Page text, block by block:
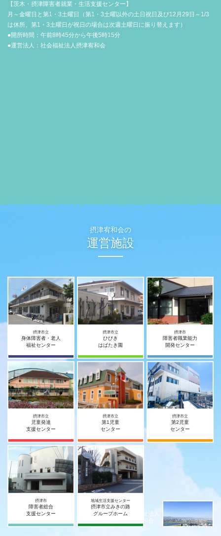
【茨木・摂津障害者就業・生活支援センター】
月～金曜日と第1・3土曜日（第1・3土曜以外の土日祝日及び12月29日～1/3
は休所、第1・3土曜日が祝日の場合は次週土曜日に振り替えます）
●開所時間：午前8時45分から午後5時15分
●運営法人：社会福祉法人摂津宥和会
摂津宥和会の
運営施設
社会福祉法人
摂津宥和会
摂津市立
身体障害者・老人
福祉センター
摂津市立
ひびき
はばたき園
摂津市
障害者職業能力
開発センター
摂津市立
児童発達
支援センター
摂津市立
第1児童
センター
摂津市立
第2児童
センター
摂津市
障害者総合
支援センター
地域生活支援センター
摂津市立みきの路
グループホーム